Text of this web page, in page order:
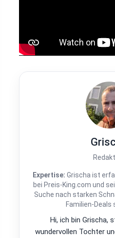
Expertise: Grischa ist
bei Preis-King.com und
Suche nach starken
Familien-Deals
Hi, ich bin Grischa,
wundervollen Tochter